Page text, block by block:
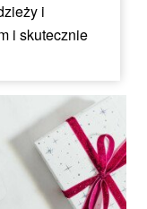
i
i skutecznie